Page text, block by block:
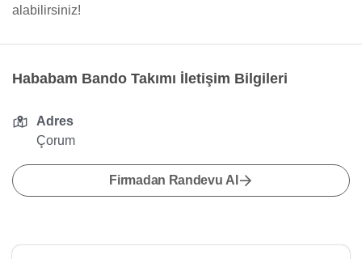
alabilirsiniz!
Hababam Bando Takımı İletişim Bilgileri
Adres
Çorum
Firmadan Randevu Al